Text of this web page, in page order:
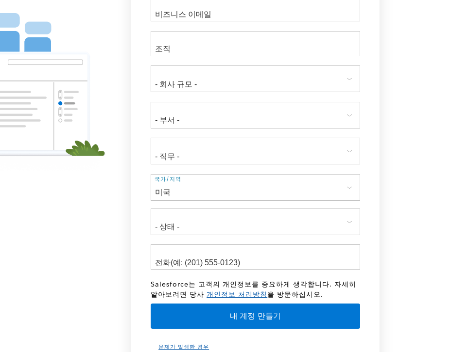
주
소
국가/지역
Salesforce는 고객의 개인정보를 중요하게 생각합니다. 자세히
알아보려면 당사개인정보 처리방침 을 방문하십시오.
문제가 발생한 경우